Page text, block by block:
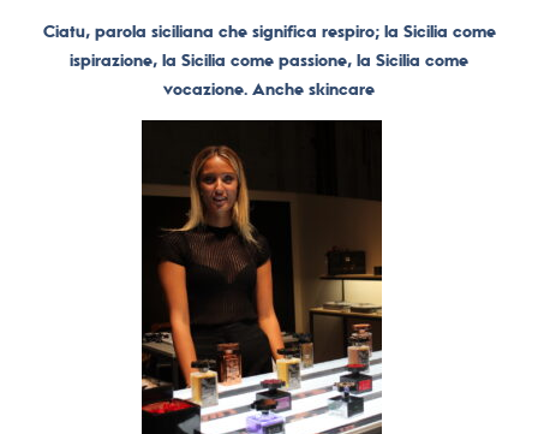
Ciatu, parola siciliana che significa respiro; la Sicilia come
ispirazione, la Sicilia come passione, la Sicilia come
vocazione. Anche skincare